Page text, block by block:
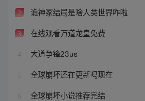
2 诡神冢结局是啥人类世界咋啦
3 在线观看万道龙皇免费
4 大道争锋23us
5 全球崩坏还在更新吗现在
6 全球崩坏小说推荐完结